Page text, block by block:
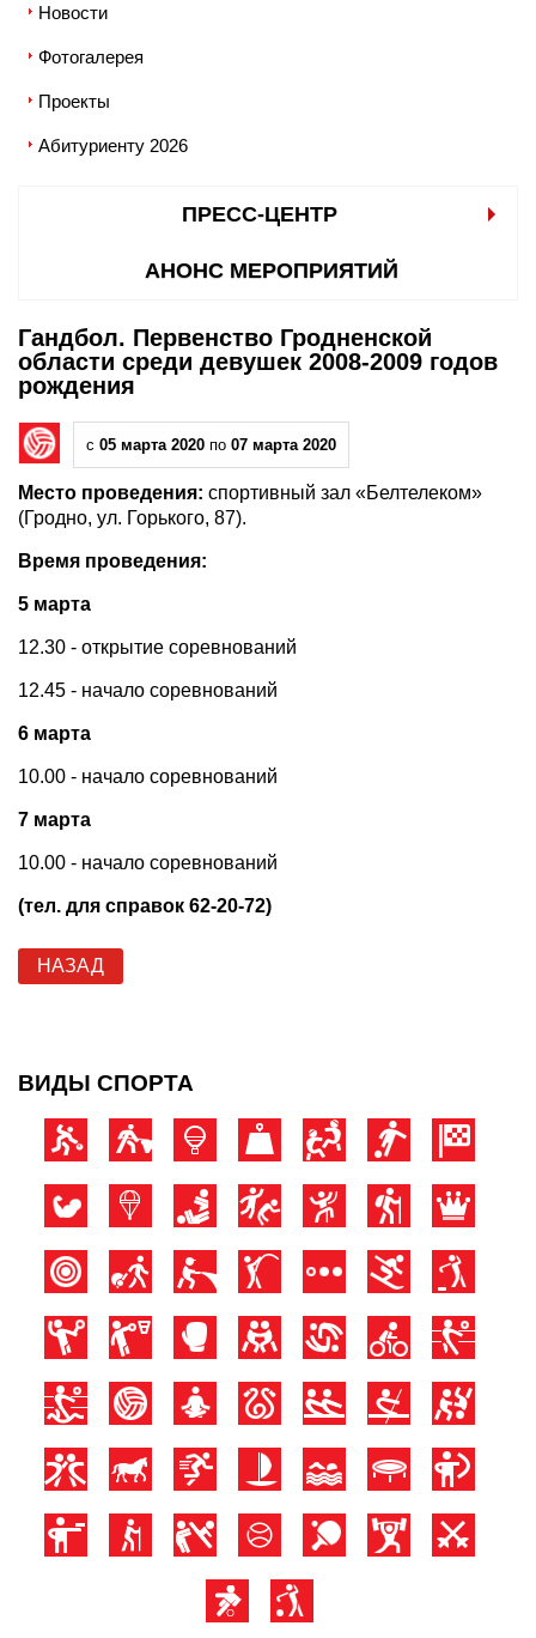
Новости
Фотогалерея
Проекты
Абитуриенту 2026
ПРЕСС-ЦЕНТР
АНОНС МЕРОПРИЯТИЙ
Гандбол. Первенство Гродненской
области среди девушек 2008-2009 годов
рождения
с 05 марта 2020 по 07 марта 2020
Место проведения: спортивный зал «Белтелеком»
(Гродно, ул. Горького, 87).
Время проведения:
5 марта
12.30 - открытие соревнований
12.45 - начало соревнований
6 марта
10.00 - начало соревнований
7 марта
10.00 - начало соревнований
(тел. для справок 62-20-72)
НАЗАД
ВИДЫ СПОРТА